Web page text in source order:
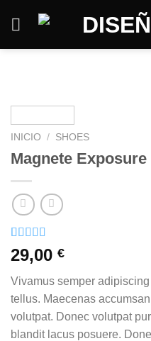
INICIO / SHOES
Magnete Exposure
Valorado
con5.00de
1
valoración
de un cliente
29,00 €
Vivamus semper
tellus. Maecenas
volutpat. Donec volutpat
blandit lacus posuere.